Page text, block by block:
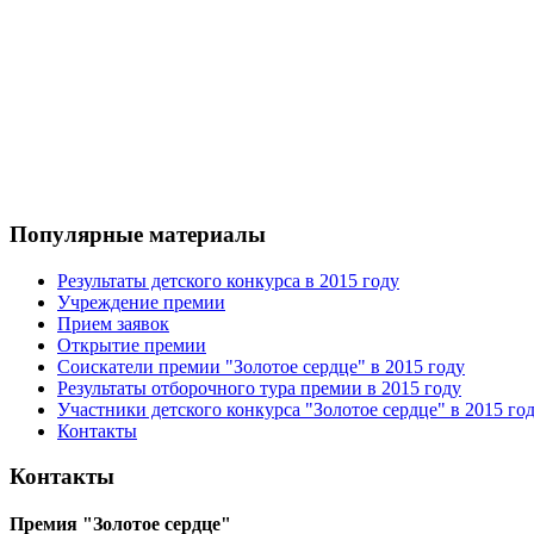
Популярные материалы
Результаты детского конкурса в 2015 году
Учреждение премии
Прием заявок
Открытие премии
Соискатели премии "Золотое сердце" в 2015 году
Результаты отборочного тура премии в 2015 году
Участники детского конкурса "Золотое сердце" в 2015
Контакты
Контакты
Премия "Золотое сердце"